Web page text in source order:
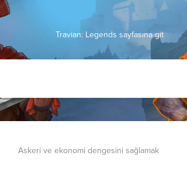
Travian: Legends sayfasına git
Askeri ve ekonomi dengesini sağlamak